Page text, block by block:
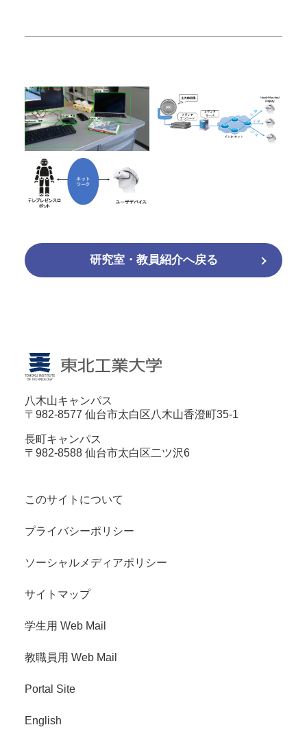
研究室・教員紹介へ戻る
八木山キャンパス
〒982-8577 仙台市太白区八木山香澄町35-1
長町キャンパス
〒982-8588 仙台市太白区二ツ沢6
このサイトについて
プライバシーポリシー
ソーシャルメディアポリシー
サイトマップ
学生用 Web Mail
教職員用 Web Mail
Portal Site
English